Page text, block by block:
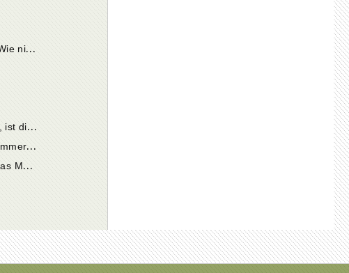
K
ap. 11. Ebenso traurig steht es bei näherer Betrachtung mit den vermeintlichen Gütern der Welt. Wie nichtig und eitel ist der Glanz der äußeren Ehren und Würden!
K
ap. 14. Der einzige Weg, der aus dem wüsten Treiben dieser Welt zu wahrem Seelenfrieden führt, ist die Bekehrung zu Gott, dessen reiche Gnade der Christ sofort mit seiner Taufe gewinnt.
K
ap. 15. Durch einen gottgefälligen Wandel gilt es, das Herz als den Tempel und das Haus Gottes immer schöner auszuschmücken.
K
ap. 16. Damit bricht Cyprian das Gespräch ab, indem er seinen Freund noch auffordert, mit ihm das Mahl einzunehmen und den Abend durch den Vortrag frommer Gesänge zu verschönen.